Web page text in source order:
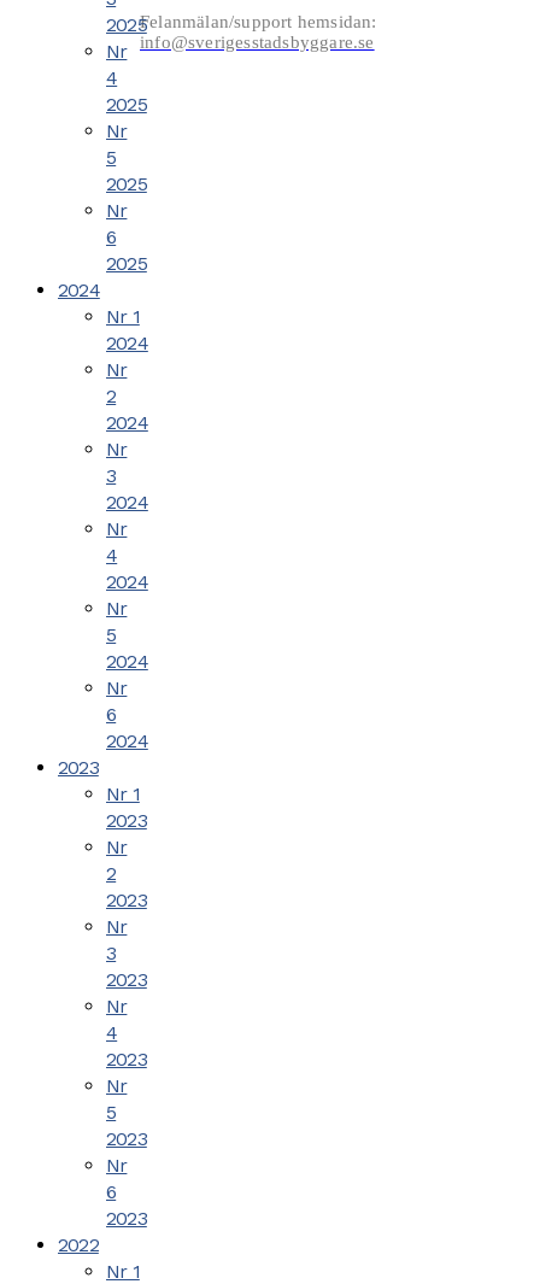
2025
Nr
4
2025
Nr
5
2025
Nr
6
2025
2024
Nr 1
2024
Nr
2
2024
Nr
3
2024
Nr
4
2024
Nr
5
2024
Nr
6
2024
2023
Nr 1
2023
Nr
2
2023
Nr
3
2023
Nr
4
2023
Nr
5
2023
Nr
6
2023
2022
Nr 1
Felanmälan/support hemsidan:
info@sverigesstadsbyggare.se